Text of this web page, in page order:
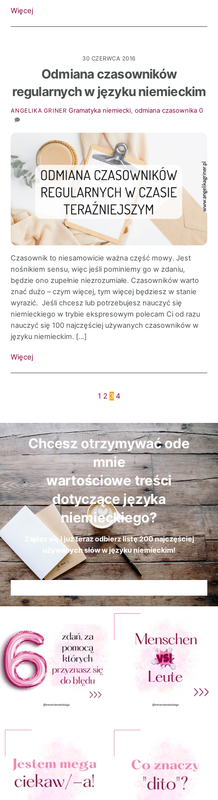
Więcej
30 CZERWCA 2016
Odmiana czasowników
regularnych w języku niemieckim
ANGELIKA GRINER Gramatyka niemiecki,odmiana czasownika 0
Czasownik to niesamowicie ważna część mowy. Jest
nośnikiem sensu, więc jeśli pominiemy go w zdaniu,
będzie ono zupełnie niezrozumiałe. Czasowników warto
znać dużo – czym więcej, tym więcej będziesz w stanie
wyrazić. Jeśli chcesz lub potrzebujesz nauczyć się
niemieckiego w trybie ekspresowym polecam Ci od razu
nauczyć się 100 najczęściej używanych czasowników w
języku niemieckim. […]
Więcej
1 2 3 4
Chcesz otrzymywać ode
mnie
wartościowe treści
dotyczące języka
niemieckiego?
Zapisz się i już teraz odbierzlistę200 najczęściej
używanych słów w języku niemieckim!